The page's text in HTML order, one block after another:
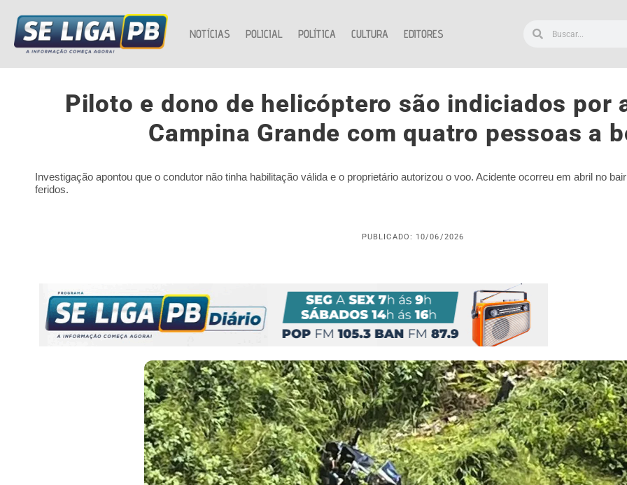
NOTÍCIAS POLICIAL POLÍTICA CULTURA EDITORES
Piloto e dono de helicóptero são indiciados por
Campina Grande com quatro pessoas a
Investigação apontou que o condutor não tinha habilitação válida e o proprietário autorizou o voo. Acidente ocorreu em abril no
feridos.
PUBLICADO: 10/06/2026